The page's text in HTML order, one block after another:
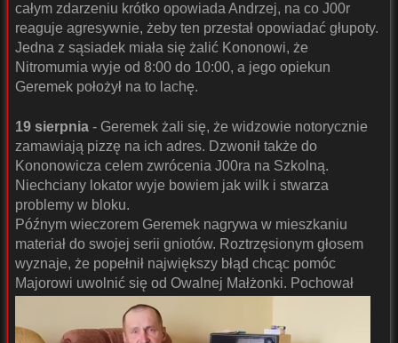
całym zdarzeniu krótko opowiada Andrzej, na co J00r
reaguje agresywnie, żeby ten przestał opowiadać głupoty.
Jedna z sąsiadek miała się żalić Kononowi, że
Nitromumia wyje od 8:00 do 10:00, a jego opiekun
Geremek położył na to lachę.
19 sierpnia - Geremek żali się, że widzowie notorycznie
zamawiają pizzę na ich adres. Dzwonił także do
Kononowicza celem zwrócenia J00ra na Szkolną.
Niechciany lokator wyje bowiem jak wilk i stwarza
problemy w bloku.
Późnym wieczorem Geremek nagrywa w mieszkaniu
materiał do swojej serii gniotów. Roztrzęsionym głosem
wyznaje, że popełnił największy błąd chcąc pomóc
Majorowi uwolnić się od Owalnej Małżonki. Pochował